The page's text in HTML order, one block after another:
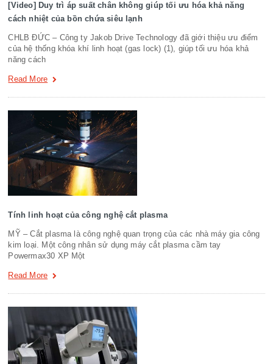
[Video] Duy trì áp suất chân không giúp tối ưu hóa khả năng
cách nhiệt của bồn chứa siêu lạnh
CHLB ĐỨC – Công ty Jakob Drive Technology đã giới thiệu ưu điểm
của hệ thống khóa khí linh hoạt (gas lock) (1), giúp tối ưu hóa khả
năng cách
Read More
Tính linh hoạt của công nghệ cắt plasma
MỸ – Cắt plasma là công nghệ quan trọng của các nhà máy gia công
kim loại. Một công nhân sử dụng máy cắt plasma cầm tay
Powermax30 XP Một
Read More